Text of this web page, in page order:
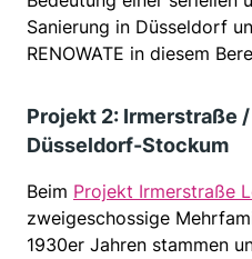
Sanierung in Düsseldorf
RENOWATE in diesem
Projekt 2: Irmerstraße
Düsseldorf-Stockum
Beim Projekt Irmerstraße
zweigeschossige
1930er Jahren stammen